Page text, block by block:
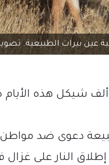
عين بيرات الطبيعية.
دعوى مبدئية بقيمة 600 ألف
دعوى ضد مواطن
إطلاق النار على